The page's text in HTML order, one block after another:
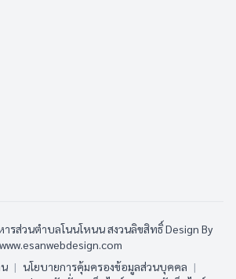
รส่วนตำบลโนนโหนน สงวนลิขสิทธิ์Design By
www.esanwebdesign.com
| นโยบายการคุ้มครองข้อมูลส่วนบุคคล |